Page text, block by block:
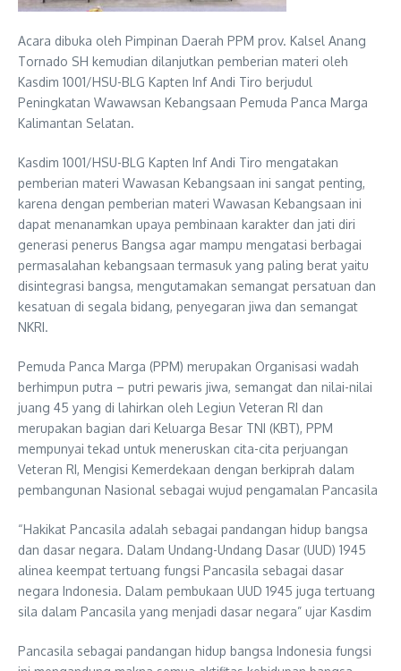
Acara dibuka oleh Pimpinan Daerah PPM prov. Kalsel Anang
Tornado SH kemudian dilanjutkan pemberian materi oleh
Kasdim 1001/HSU-BLG Kapten Inf Andi Tiro berjudul
Peningkatan Wawawsan Kebangsaan Pemuda Panca Marga
Kalimantan Selatan.
Kasdim 1001/HSU-BLG Kapten Inf Andi Tiro mengatakan
pemberian materi Wawasan Kebangsaan ini sangat penting,
karena dengan pemberian materi Wawasan Kebangsaan ini
dapat menanamkan upaya pembinaan karakter dan jati diri
generasi penerus Bangsa agar mampu mengatasi berbagai
permasalahan kebangsaan termasuk yang paling berat yaitu
disintegrasi bangsa, mengutamakan semangat persatuan dan
kesatuan di segala bidang, penyegaran jiwa dan semangat
NKRI.
Pemuda Panca Marga (PPM) merupakan Organisasi wadah
berhimpun putra – putri pewaris jiwa, semangat dan nilai-nilai
juang 45 yang di lahirkan oleh Legiun Veteran RI dan
merupakan bagian dari Keluarga Besar TNI (KBT), PPM
mempunyai tekad untuk meneruskan cita-cita perjuangan
Veteran RI, Mengisi Kemerdekaan dengan berkiprah dalam
pembangunan Nasional sebagai wujud pengamalan Pancasila
“Hakikat Pancasila adalah sebagai pandangan hidup bangsa
dan dasar negara. Dalam Undang-Undang Dasar (UUD) 1945
alinea keempat tertuang fungsi Pancasila sebagai dasar
negara Indonesia. Dalam pembukaan UUD 1945 juga tertuang
sila dalam Pancasila yang menjadi dasar negara” ujar Kasdim
Pancasila sebagai pandangan hidup bangsa Indonesia fungsi